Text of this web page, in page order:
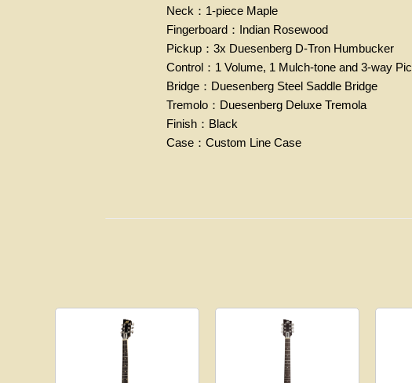
Neck ： 1-piece Maple
Fingerboard ： Indian Rosewood
Pickup ： 3x Duesenberg D-Tron Humbucker
Control ： 1 Volume, 1 Mulch-tone and 3-way
Bridge ： Duesenberg Steel Saddle Bridge
Tremolo ： Duesenberg Deluxe Tremola
Finish ： Black
Case ： Custom Line Case